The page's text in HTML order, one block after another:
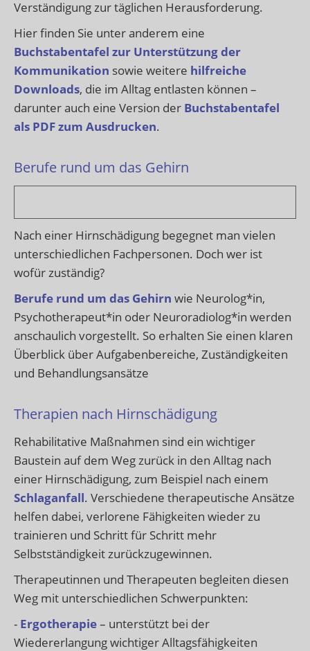
Verständigung zur täglichen Herausforderung.
Hier finden Sie unter anderem eine
Buchstabentafel zur Unterstützung der
Kommunikation sowie weitere hilfreiche
Downloads, die im Alltag entlasten können –
darunter auch eine Version der Buchstabentafel
als PDF zum Ausdrucken.
Berufe rund um das Gehirn
Nach einer Hirnschädigung begegnet man vielen
unterschiedlichen Fachpersonen. Doch wer ist
wofür zuständig?
Berufe rund um das Gehirn wie Neurolog*in,
Psychotherapeut*in oder Neuroradiolog*in werden
anschaulich vorgestellt. So erhalten Sie einen klaren
Überblick über Aufgabenbereiche, Zuständigkeiten
und Behandlungsansätze
Therapien nach Hirnschädigung
Rehabilitative Maßnahmen sind ein wichtiger
Baustein auf dem Weg zurück in den Alltag nach
einer Hirnschädigung, zum Beispiel nach einem
Schlaganfall. Verschiedene therapeutische Ansätze
helfen dabei, verlorene Fähigkeiten wieder zu
trainieren und Schritt für Schritt mehr
Selbstständigkeit zurückzugewinnen.
Therapeutinnen und Therapeuten begleiten diesen
Weg mit unterschiedlichen Schwerpunkten:
- Ergotherapie– unterstützt bei der
Wiedererlangung wichtiger Alltagsfähigkeiten